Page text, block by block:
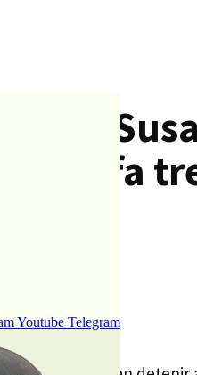
Youtube Telegram
a Sta
fa